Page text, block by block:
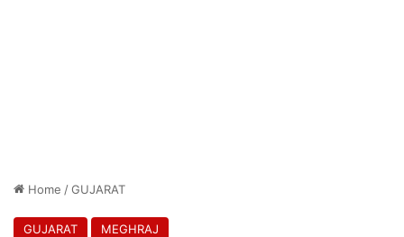
Home /GUJARAT
GUJARAT MEGHRAJ